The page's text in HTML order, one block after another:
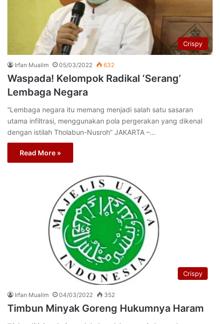
Crispy
Irfan Mualim 05/03/2022 632
Waspada! Kelompok Radikal ‘Serang’
Lembaga Negara
“Lembaga negara itu memang menjadi salah satu sasaran
utama infiltrasi, menggunakan pola pergerakan yang dikenal
dengan istilah Tholabun-Nusroh” JAKARTA –…
Read More »
Crispy
Irfan Mualim 04/03/2022 352
Timbun Minyak Goreng Hukumnya Haram